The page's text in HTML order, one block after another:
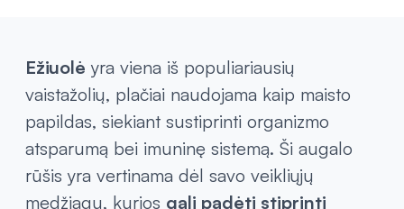
Ežiuolė yra viena iš populiariausių
vaistažolių, plačiai naudojama kaip maisto
papildas, siekiant sustiprinti organizmo
atsparumą bei imuninę sistemą. Ši augalo
rūšis yra vertinama dėl savo veikliųjų
medžiagų, kurios gali padėti stiprinti